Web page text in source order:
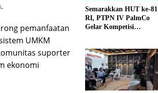
pemanfaatan
UMKM
suporter
ekonomi
Semarakkan HUT ke-81
RI, PTPN IV PalmCo
Gelar Kompetisi